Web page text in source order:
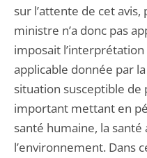
sur l’attente de cet
ministre n’a donc pas
imposait
applicable donnée par la
situation susceptible
important mettant en
santé humaine, la santé
l’environnement. Dans